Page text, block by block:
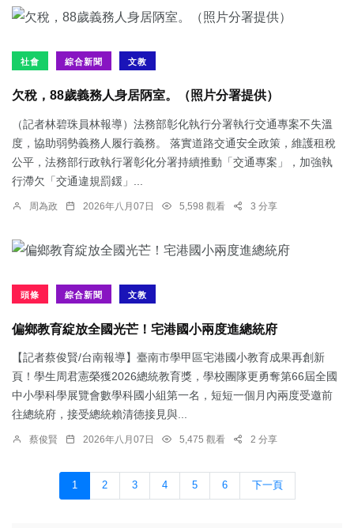
社會 綜合新聞 文教
欠稅，88歲義務人身居陃室。（照片分署提供）
（記者林碧珠員林報導）法務部彰化執行分署執行交通專案不失溫
度，協助弱勢義務人履行義務。 落實道路交通安全政策，維護租稅
公平，法務部行政執行署彰化分署持續推動「交通專案」，加強執
行滯欠「交通違規罰鍰」...
周為政 2026年八月07日 5,598 觀看 3 分享
頭條 綜合新聞 文教
偏鄉教育綻放全國光芒！宅港國小兩度進總統府
【記者蔡俊賢/台南報導】臺南市學甲區宅港國小教育成果再創新
頁！學生周君憲榮獲2026總統教育獎，學校團隊更勇奪第66屆全國
中小學科學展覽會數學科國小組第一名，短短一個月內兩度受邀前
往總統府，接受總統賴清德接見與...
蔡俊賢 2026年八月07日 5,475 觀看 2 分享
1 2 3 4 5 6 下一頁